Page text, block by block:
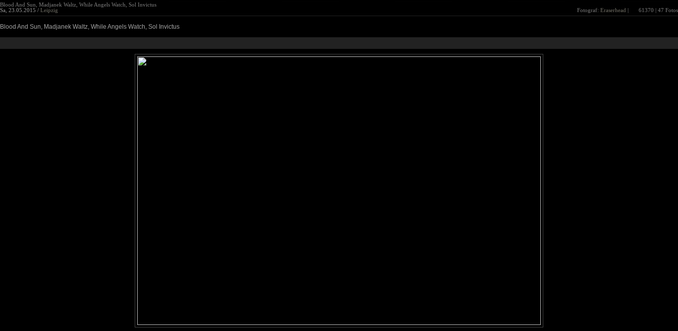
Blood And Sun, Madjanek Waltz, While Angels Watch, Sol Invictus
Sa, 23.05.2015 / Leipzig Fotograf: Eraserhead | 61370 | 47 Fotos
Blood And Sun, Madjanek Waltz, While Angels Watch, Sol Invictus